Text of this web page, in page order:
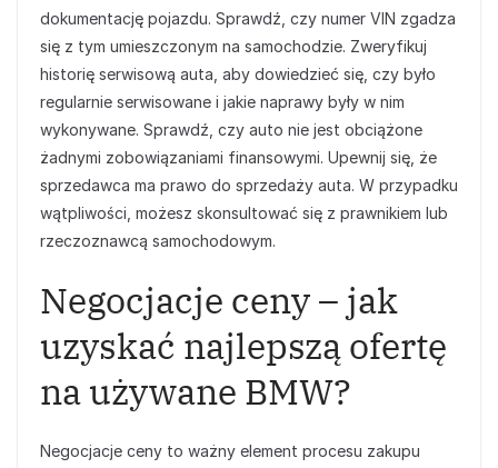
dokumentację pojazdu. Sprawdź, czy numer VIN zgadza
się z tym umieszczonym na samochodzie. Zweryfikuj
historię serwisową auta, aby dowiedzieć się, czy było
regularnie serwisowane i jakie naprawy były w nim
wykonywane. Sprawdź, czy auto nie jest obciążone
żadnymi zobowiązaniami finansowymi. Upewnij się, że
sprzedawca ma prawo do sprzedaży auta. W przypadku
wątpliwości, możesz skonsultować się z prawnikiem lub
rzeczoznawcą samochodowym.
Negocjacje ceny – jak
uzyskać najlepszą ofertę
na używane BMW?
Negocjacje ceny to ważny element procesu zakupu